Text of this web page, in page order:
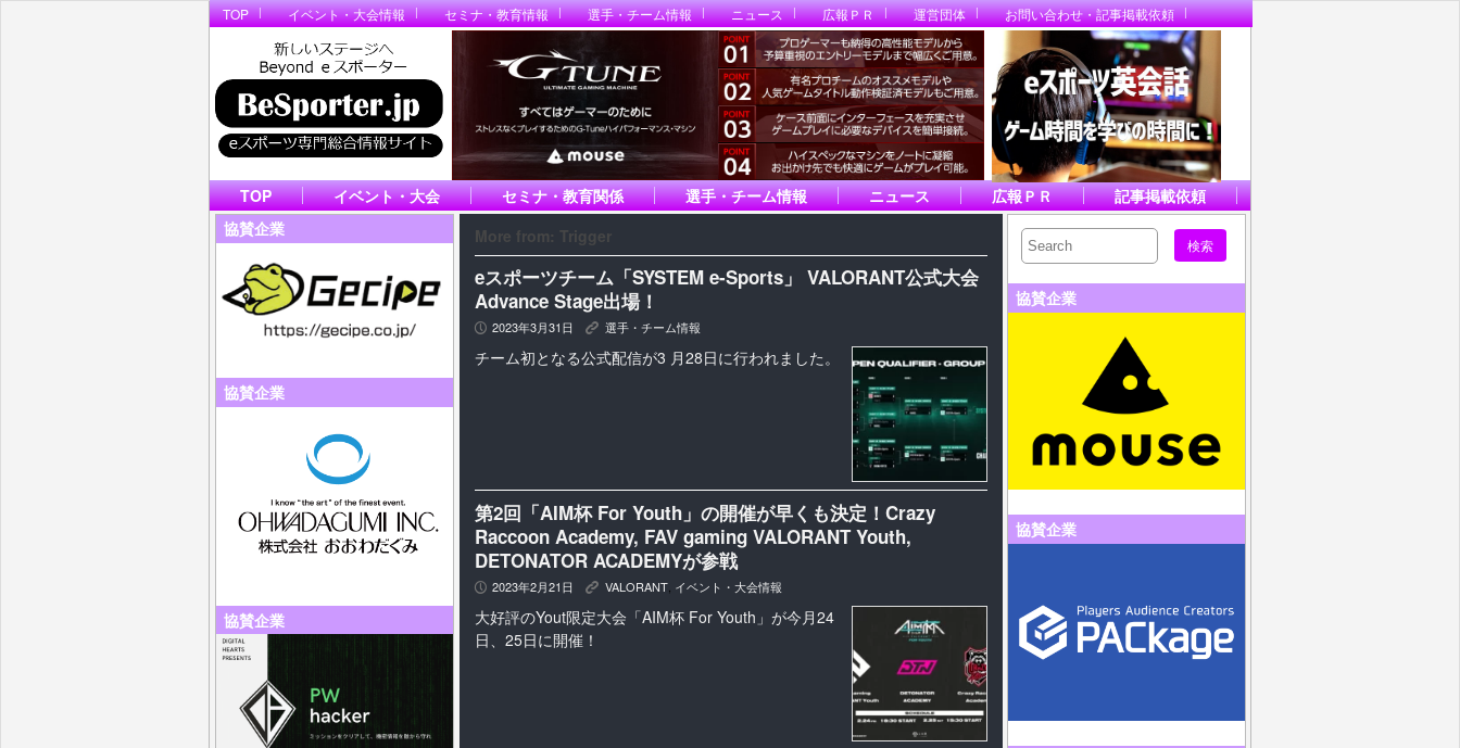
TOP イベント・大会情報 セミナ・教育情報 選手・チーム情報 ニュース 広報ＰＲ 運営団体 お問い合わせ・記事掲載依頼
TOP イベント・大会 セミナ・教育関係 選手・チーム情報 ニュース 広報ＰＲ
記事掲載依頼
協賛企業
協賛企業
協賛企業
More from: Trigger
eスポーツチーム「SYSTEM e-Sports」 VALORANT公式大会
Advance Stage出場！
P 2023年3月31日 K 選手・チーム情報
チーム初となる公式配信が3 月28日に行われました。
第2回「AIM杯 For Youth」の開催が早くも決定！Crazy
Raccoon Academy, FAV gaming VALORANT Youth,
DETONATOR ACADEMYが参戦
P 2023年2月21日 K VALORANT イベント・大会情報
大好評のYout限定大会「AIM杯 For Youth」が今月24
日、25日に開催！
協賛企業
協賛企業